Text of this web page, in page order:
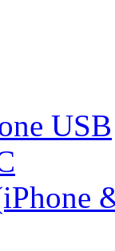
USB